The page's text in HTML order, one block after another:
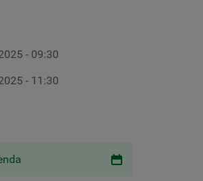
- 09:30
- 11:30